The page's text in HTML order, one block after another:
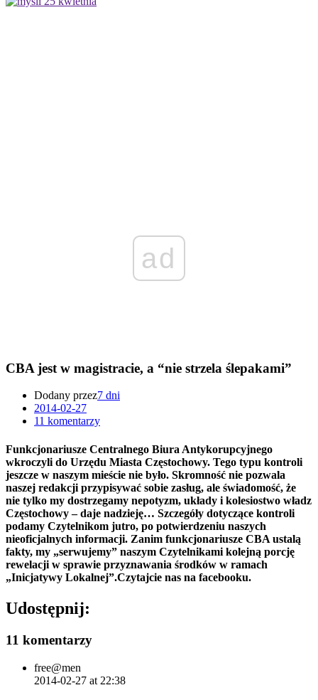
ad
CBA jest w magistracie, a “nie strzela ślepakami”
Dodany przez7 dni
2014-02-27
11 komentarzy
Funkcjonariusze Centralnego Biura Antykorupcyjnego
wkroczyli do Urzędu Miasta Częstochowy. Tego typu kontroli
jeszcze w naszym mieście nie było. Skromność nie pozwala
naszej redakcji przypisywać sobie zasług, ale świadomość, że
nie tylko my dostrzegamy nepotyzm, układy i kolesiostwo władz
Częstochowy – daje nadzieję… Szczegóły dotyczące kontroli
podamy Czytelnikom jutro, po potwierdzeniu naszych
nieoficjalnych informacji. Zanim funkcjonariusze CBA ustalą
fakty, my „serwujemy” naszym Czytelnikami kolejną porcję
rewelacji w sprawie przyznawania środków w ramach
„Inicjatywy Lokalnej”.Czytajcie nas na facebooku.
Udostępnij:
11 komentarzy
free@men
2014-02-27 at 22:38